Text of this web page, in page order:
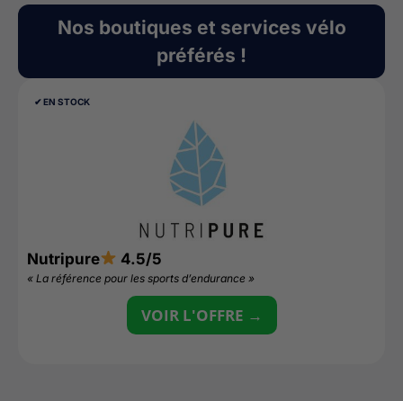
Nos boutiques et services vélo
préférés !
✔︎ EN STOCK
Nutripure 4.5/5
« La référence pour les sports d’endurance »
VOIR L'OFFRE →